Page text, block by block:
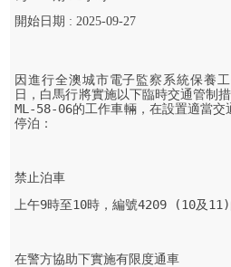
開始 日期 :2025-09-27
因進行全澳城市電子監察系統保養
日，白馬行將實施以下臨時交通管制
ML-58-06的工作車輛，在設置適當交
停泊：
禁止泊車
上午9時至10時，編號4209 (10及11)
在警方協助下實施有限度通車